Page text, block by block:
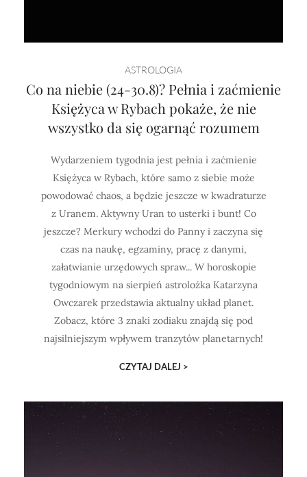
ASTROLOGIA
Co na niebie (24-30.8)? Pełnia i zaćmienie
Księżyca w Rybach pokaże, że nie
wszystko da się ogarnąć rozumem
Wydarzeniem tygodnia jest pełnia i zaćmienie
Księżyca w Rybach, które samo z siebie może
powodować chaos, a będzie jeszcze w kwadraturze
z Uranem. Aktywny Uran to usterki i bunt! Co
jeszcze? Merkury wchodzi do Panny i zaczyna się
czas na naukę, egzaminy, pracę z danymi,
załatwianie urzędowych spraw... W horoskopie
tygodniowym na sierpień astrolożka Katarzyna
Owczarek przedstawia aktualny układ planet.
Zobacz, które 3 znaki zodiaku znajdą się pod
najsilniejszym wpływem tranzytów planetarnych!
CZYTAJ DALEJ >